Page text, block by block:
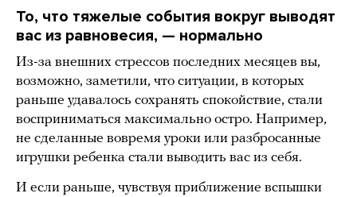
То, что тяжелые события вокруг выводят
вас из равновесия, — нормально
Из-за внешних стрессов последних месяцев вы,
возможно, заметили, что ситуации, в которых
раньше удавалось сохранять спокойствие, стали
восприниматься максимально остро. Например,
не сделанные вовремя уроки или разбросанные
игрушки ребенка стали выводить вас из себя.
И если раньше, чувствуя приближение вспышки